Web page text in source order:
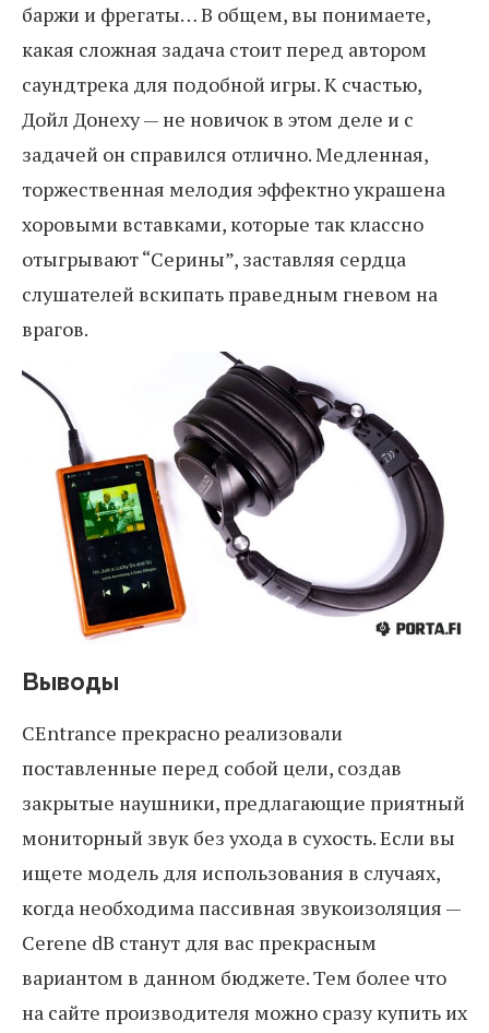
баржи и фрегаты… В общем, вы понимаете,
какая сложная задача стоит перед автором
саундтрека для подобной игры. К счастью,
Дойл Донеху — не новичок в этом деле и с
задачей он справился отлично. Медленная,
торжественная мелодия эффектно украшена
хоровыми вставками, которые так классно
отыгрывают “Серины”, заставляя сердца
слушателей вскипать праведным гневом на
врагов.
Выводы
CEntrance прекрасно реализовали
поставленные перед собой цели, создав
закрытые наушники, предлагающие приятный
мониторный звук без ухода в сухость. Если вы
ищете модель для использования в случаях,
когда необходима пассивная звукоизоляция —
Cerene dB станут для вас прекрасным
вариантом в данном бюджете. Тем более что
на сайте производителя можно сразу купить их